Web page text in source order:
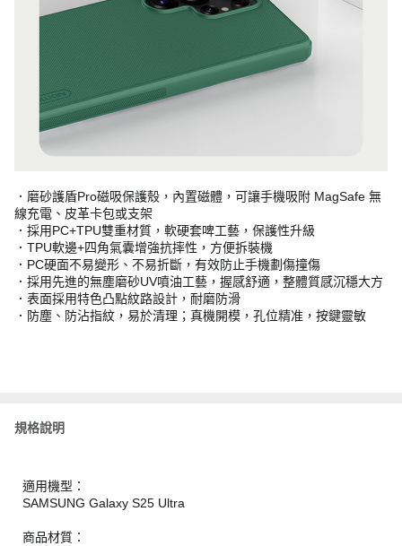
．磨砂護盾Pro磁吸保護殼，內置磁體，可讓手機吸附 MagSafe 無
線充電、皮革卡包或支架
．採用PC+TPU雙重材質，軟硬套啤工藝，保護性升級
．TPU軟邊+四角氣囊增強抗摔性，方便拆裝機
．PC硬面不易變形、不易折斷，有效防止手機劃傷撞傷
．採用先進的無塵磨砂UV噴油工藝，握感舒適，整體質感沉穩大方
．表面採用特色凸點紋路設計，耐磨防滑
．防塵、防沾指紋，易於清理；真機開模，孔位精准，按鍵靈敏
規格說明
適用機型：
SAMSUNG Galaxy S25 Ultra
商品材質：